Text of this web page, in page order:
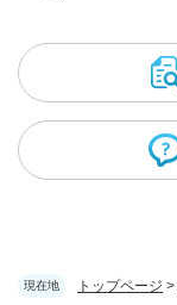
現在地 トップページ >